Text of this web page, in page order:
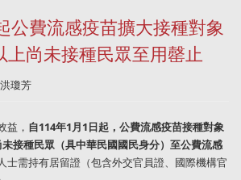
公費流感疫苗擴大接種對象
上尚未接種民眾至用罄止
瓊芳
益， 自114年1月1日起，公費流感疫苗接種對象
接種民眾（具中華民國國民身分）至公費流感
士需持有居留證（包含外交官員證、國際機構官